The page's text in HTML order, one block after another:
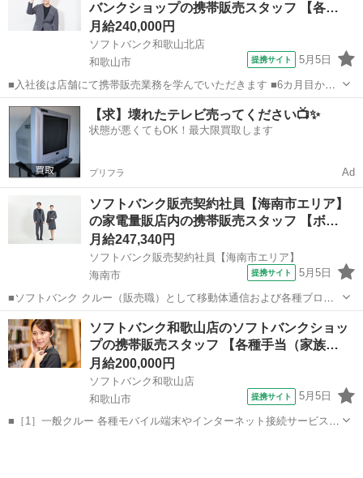
き ・その他、各種商品・サービ...バンクショップの携帯販売スタッフ 【各…
月給240,000円
ソフトバンク和歌山北店
和歌山市
提携サイト 5月5日
■入社後は店舗にて携帯販売業務を学んでいただきます ■6カ月目から
は副店長として店長の補佐として店舗運営を学んでいただきます ■1年
目からは店長として1店舗をお任せし店舗運営をお願いします ※能力
に応じて期間は異なります...
和歌山 和歌山市 その他
【求】壊れたテレビ売ってください📺✨
状態が悪くてもOK！最大限買取します
プリフラ Ad
ソフトバンク販売契約社員【海南市エリア】
の家電量販店内の携帯販売スタッフ 【ボ…
月給247,340円
ソフトバンク販売契約社員【海南市エリア】
海南市
提携サイト 5月5日
■ソフトバンク クルー（販売職）として移動体通信および各種ブロー
ドバンドサービスの提案・販売をお任せします。 【具体的な業務内
容】 ・スマートフォンなどの販売 ・新規加入やプラン変更の事務手続
き ・その他、各種商品・サービ...
和歌山 海南市 その他
ソフトバンク和歌山店のソフトバンクショッ
プの携帯販売スタッフ 【各種手当（家族…
月給200,000円
ソフトバンク和歌山店
和歌山市
提携サイト 5月5日
■［1］一般クルー 各種モバイル端末やインターネット接続サービスの